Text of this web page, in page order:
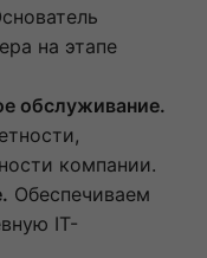
на этапе
обслуживание.
компании.
Обеспечиваем
IT-